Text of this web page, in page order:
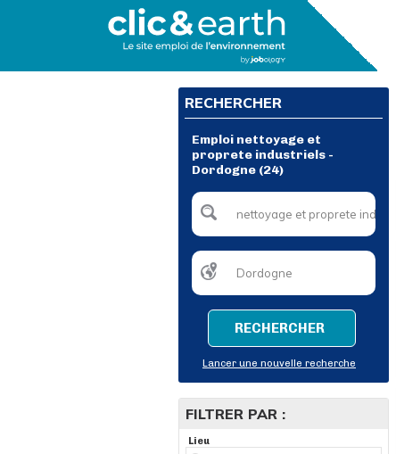
RECHERCHER
Emploi nettoyage et
proprete industriels -
Dordogne (24)
RECHERCHER
Lancer une nouvelle recherche
FILTRER PAR :
Lieu